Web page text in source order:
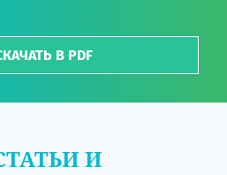
В PDF
И